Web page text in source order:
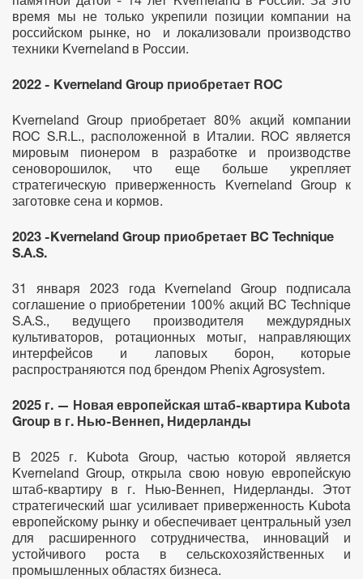
время мы не только укрепили позиции компании на
российском рынке, но и локализовали производство
техники Kverneland в России.
2022 - Kverneland Group приобретает ROC
Kverneland Group приобретает 80% акций компании
ROC S.R.L., расположенной в Италии. ROC является
мировым пионером в разработке и производстве
сеноворошилок, что еще больше укрепляет
стратегическую приверженность Kverneland Group к
заготовке сена и кормов.
2023 -Kverneland Group приобретает BC Technique
S.A.S.
31 января 2023 года Kverneland Group подписала
соглашение о приобретении 100% акций BC Technique
S.A.S., ведущего производителя междурядных
культиваторов, ротационных мотыг, направляющих
интерфейсов и лаповых борон, которые
распространяются под брендом Phenix Agrosystem.
2025 г. — Новая европейская штаб-квартира Kubota
Group в г. Нью-Веннеп, Нидерланды
В 2025 г. Kubota Group, частью которой является
Kverneland Group, открыла свою новую европейскую
штаб-квартиру в г. Нью-Веннеп, Нидерланды. Этот
стратегический шаг усиливает приверженность Kubota
европейскому рынку и обеспечивает центральный узел
для расширенного сотрудничества, инноваций и
устойчивого роста в сельскохозяйственных и
промышленных областях бизнеса.